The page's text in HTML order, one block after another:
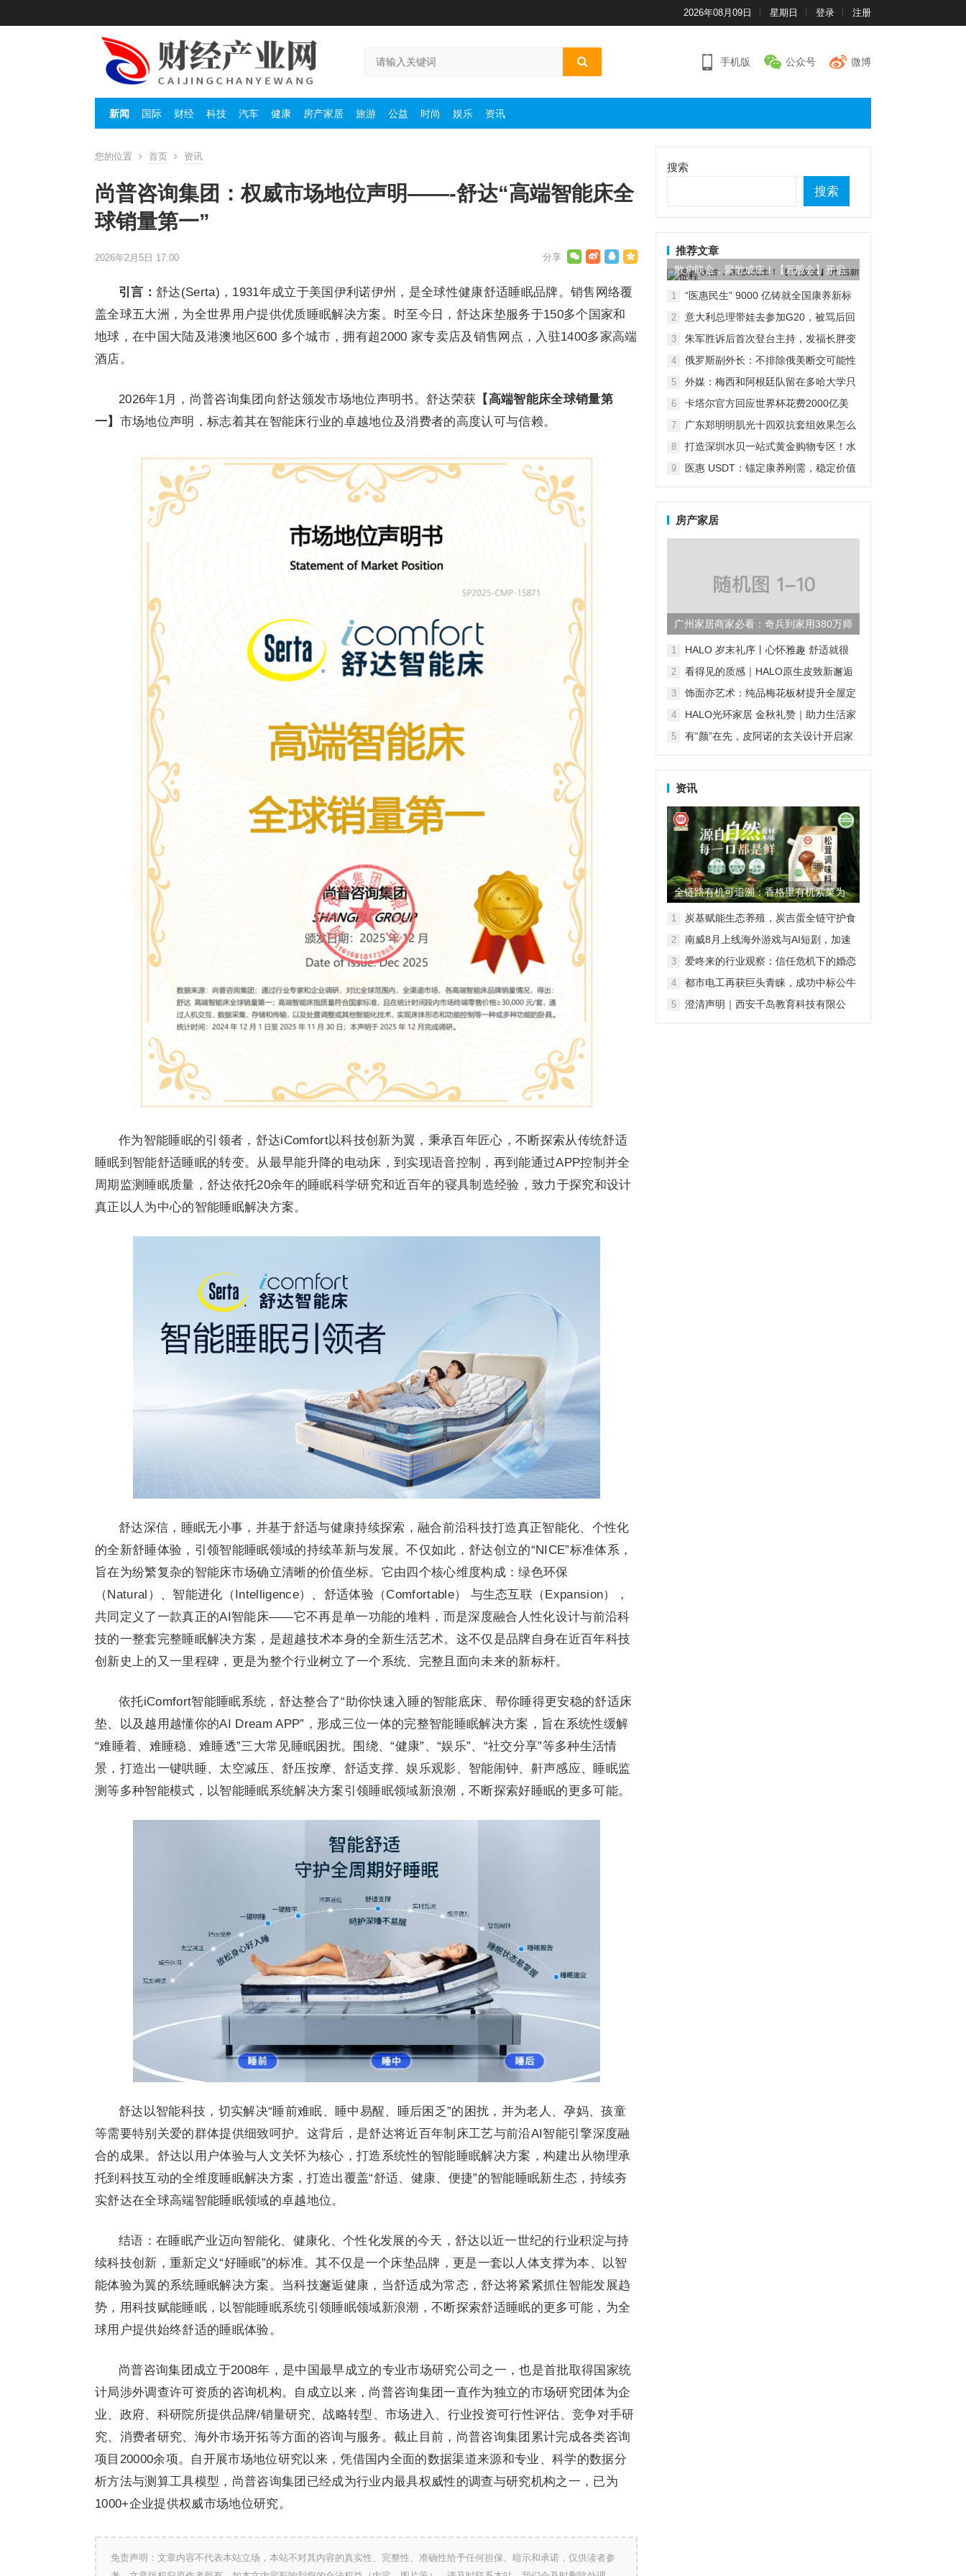
2026年08月09日 星期日 登录 注册
手机版 公众号 微博
新闻 国际 财经 科技 汽车 健康 房产家居 旅游 公益 时尚 娱乐 资讯
您的位置 首页 资讯
尚普咨询集团：权威市场地位声明——-舒达“高端智能床全
球销量第一”
2026年2月5日 17:00
引言： 舒达(Serta)，1931年成立于美国伊利诺伊州，是全球性健康舒适睡眠品牌。销售网络覆
盖全球五大洲，为全世界用户提供优质睡眠解决方案。时至今日，舒达床垫服务于150多个国家和
地球，在中国大陆及港澳地区600 多个城市，拥有超2000 家专卖店及销售网点，入驻1400多家高端
酒店。
2026年1月，尚普咨询集团向舒达颁发市场地位声明书。舒达荣获 【高端智能床全球销量第
一】 市场地位声明，标志着其在智能床行业的卓越地位及消费者的高度认可与信赖。
作为智能睡眠的引领者，舒达iComfort以科技创新为翼，秉承百年匠心，不断探索从传统舒适
睡眠到智能舒适睡眠的转变。从最早能升降的电动床，到实现语音控制，再到能通过APP控制并全
周期监测睡眠质量，舒达依托20余年的睡眠科学研究和近百年的寝具制造经验，致力于探究和设计
真正以人为中心的智能睡眠解决方案。
舒达深信，睡眠无小事，并基于舒适与健康持续探索，融合前沿科技打造真正智能化、个性化
的全新舒睡体验，引领智能睡眠领域的持续革新与发展。不仅如此，舒达创立的“NICE”标准体系，
旨在为纷繁复杂的智能床市场确立清晰的价值坐标。它由四个核心维度构成：绿色环保
（Natural）、智能进化（Intelligence）、舒适体验（Comfortable） 与生态互联（Expansion），
共同定义了一款真正的AI智能床——它不再是单一功能的堆料，而是深度融合人性化设计与前沿科
技的一整套完整睡眠解决方案，是超越技术本身的全新生活艺术。这不仅是品牌自身在近百年科技
创新史上的又一里程碑，更是为整个行业树立了一个系统、完整且面向未来的新标杆。
依托iComfort智能睡眠系统，舒达整合了“助你快速入睡的智能底床、帮你睡得更安稳的舒适床
垫、以及越用越懂你的AI Dream APP”，形成三位一体的完整智能睡眠解决方案，旨在系统性缓解
“难睡着、难睡稳、难睡透”三大常见睡眠困扰。围绕、“健康”、“娱乐”、“社交分享”等多种生活情
景，打造出一键哄睡、太空减压、舒压按摩、舒适支撑、娱乐观影、智能闹钟、鼾声感应、睡眠监
测等多种智能模式，以智能睡眠系统解决方案引领睡眠领域新浪潮，不断探索好睡眠的更多可能。
舒达以智能科技，切实解决“睡前难眠、睡中易醒、睡后困乏”的困扰，并为老人、孕妈、孩童
等需要特别关爱的群体提供细致呵护。这背后，是舒达将近百年制床工艺与前沿AI智能引擎深度融
合的成果。舒达以用户体验与人文关怀为核心，打造系统性的智能睡眠解决方案，构建出从物理承
托到科技互动的全维度睡眠解决方案，打造出覆盖“舒适、健康、便捷”的智能睡眠新生态，持续夯
实舒达在全球高端智能睡眠领域的卓越地位。
结语：在睡眠产业迈向智能化、健康化、个性化发展的今天，舒达以近一世纪的行业积淀与持
续科技创新，重新定义“好睡眠”的标准。其不仅是一个床垫品牌，更是一套以人体支撑为本、以智
能体验为翼的系统睡眠解决方案。当科技邂逅健康，当舒适成为常态，舒达将紧紧抓住智能发展趋
势，用科技赋能睡眠，以智能睡眠系统引领睡眠领域新浪潮，不断探索舒适睡眠的更多可能，为全
球用户提供始终舒适的睡眠体验。
尚普咨询集团成立于2008年，是中国最早成立的专业市场研究公司之一，也是首批取得国家统
计局涉外调查许可资质的咨询机构。自成立以来，尚普咨询集团一直作为独立的市场研究团体为企
业、政府、科研院所提供品牌/销量研究、战略转型、市场进入、行业投资可行性评估、竞争对手研
究、消费者研究、海外市场开拓等方面的咨询与服务。截止目前，尚普咨询集团累计完成各类咨询
项目20000余项。自开展市场地位研究以来，凭借国内全面的数据渠道来源和专业、科学的数据分
析方法与测算工具模型，尚普咨询集团已经成为行业内最具权威性的调查与研究机构之一，已为
1000+企业提供权威市场地位研究。
免责声明：文章内容不代表本站立场，本站不对其内容的真实性、完整性、准确性给予任何担保、暗示和承诺，仅供读者参
搜索
搜索
推荐文章
散户联合，聚散成庄！【万股会】开启
新征程
1
“医惠民生” 9000 亿铸就全国康养新标
2
意大利总理带娃去参加G20，被骂后回
3
朱军胜诉后首次登台主持，发福长胖变
4
俄罗斯副外长：不排除俄美断交可能性
5
外媒：梅西和阿根廷队留在多哈大学只
6
卡塔尔官方回应世界杯花费2000亿美
7
广东郑明明肌光十四双抗套组效果怎么
8
打造深圳水贝一站式黄金购物专区！水
9
医惠 USDT：锚定康养刚需，稳定价值
房产家居
广州家居商家必看：奇兵到家用380万师
傅堵住售后漏洞
1
HALO 岁末礼序丨心怀雅趣 舒适就很
2
看得见的质感｜HALO原生皮致新邂逅
3
饰面亦艺术：纯品梅花板材提升全屋定
4
HALO光环家居 金秋礼赞｜助力生活家
5
有“颜”在先，皮阿诺的玄关设计开启家
资讯
全链路有机可追溯：香格里有机紫菜为
家庭餐桌筑起“品质护城河”
1
炭基赋能生态养殖，炭吉蛋全链守护食
2
南威8月上线海外游戏与AI短剧，加速
3
爱咚来的行业观察：信任危机下的婚恋
4
都市电工再获巨头青睐，成功中标公牛
售后安装维保项目
5
澄清声明｜西安千岛教育科技有限公